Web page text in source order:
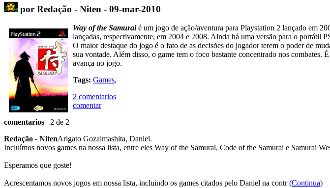
por Redação - Niten - 09-mar-2010
Way of the Samuraié um jogo de ação/aventura para Playstation 2 lançado em
lançadas, respectivamente, em 2004 e 2008. Ainda há uma versão para o portátil
O maior destaque do jogo é o fato de as decisões do jogador terem o poder de
sua vontade. Além disso, o game tem o foco bastante concentrado nos combates.
avança no jogo.
Tags: Games,
2 comentarios
comentar
comentarios 2 de 2
Redação - NitenArigato Gozaimashita, Daniel.
Incluímos novos games na nossa lista, entre eles Way of the Samurai, Code of the Samurai e Samurai
Esperamos que goste!
Acrescentamos novos jogos em nossa lista, incluindo os games citados pelo Daniel na contr(Continua)